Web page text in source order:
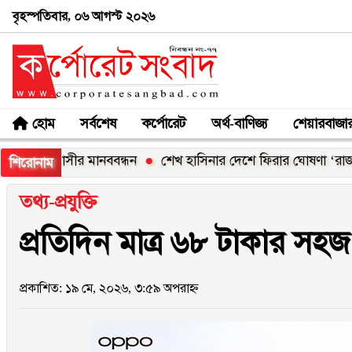
বৃহস্পতিবার, ০৬ আগস্ট ২০২৬
হোম সর্বশেষ কর্পোরেট অর্থ-বাণিজ্য
শিরোনামমানববন্ধন শেখ হাসিনার দেশে ফিরার ঘোষণা ‘রাজনৈতিক
তথ্য-প্রযুক্তি
প্রতিদিন মাত্র ৬৮ টাকার
প্রকাশিত: ১৯ মে, ২০২৬, ৩:৫৯ অপরাহ্ন